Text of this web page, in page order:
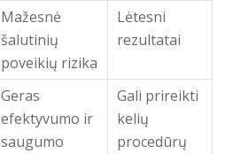
Mažesnė
šalutinių
poveikių rizika
Lėtesni
rezultatai
Geras
efektyvumo ir
saugumo
Gali prireikti
kelių
procedūrų